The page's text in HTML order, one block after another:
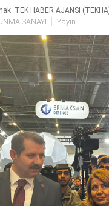
TEK HABER AJANSI
SANAYİ Yayın